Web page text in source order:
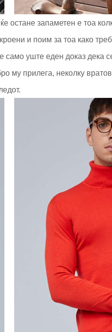
остане запаметен е тоа
и поим за тоа како
само уште еден доказ дека
му прилега, неколку